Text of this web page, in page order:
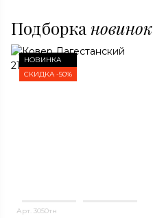
Подборка новинок
НОВИНКА
СКИДКА -50%
Арт. 3050тн